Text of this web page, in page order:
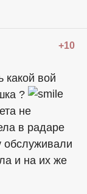
+10
какой вой
?
не
в радаре
обслуживали
и на их же